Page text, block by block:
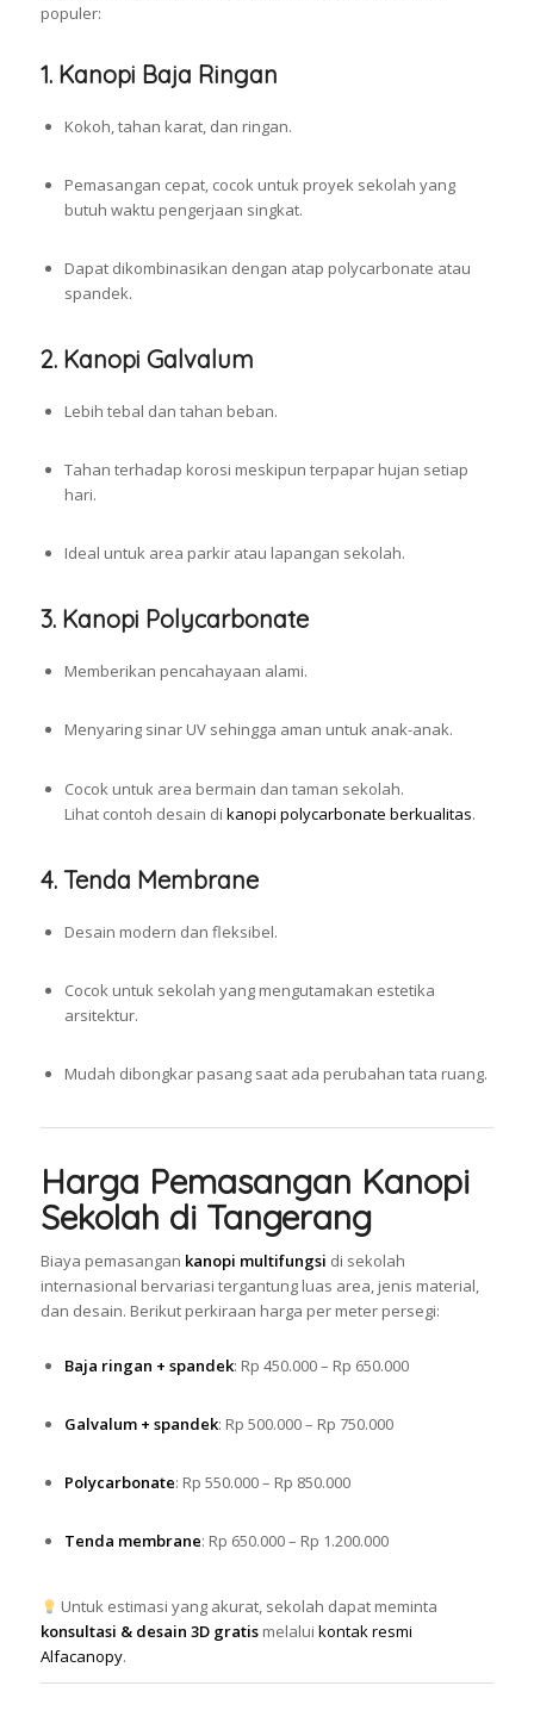
populer:
1. Kanopi Baja Ringan
Kokoh, tahan karat, dan ringan.
Pemasangan cepat, cocok untuk proyek sekolah yang
butuh waktu pengerjaan singkat.
Dapat dikombinasikan dengan atap polycarbonate atau
spandek.
2. Kanopi Galvalum
Lebih tebal dan tahan beban.
Tahan terhadap korosi meskipun terpapar hujan setiap
hari.
Ideal untuk area parkir atau lapangan sekolah.
3. Kanopi Polycarbonate
Memberikan pencahayaan alami.
Menyaring sinar UV sehingga aman untuk anak-anak.
Cocok untuk area bermain dan taman sekolah.
Lihat contoh desain di kanopi polycarbonate berkualitas.
4. Tenda Membrane
Desain modern dan fleksibel.
Cocok untuk sekolah yang mengutamakan estetika
arsitektur.
Mudah dibongkar pasang saat ada perubahan tata ruang.
Harga Pemasangan Kanopi
Sekolah di Tangerang
Biaya pemasangan kanopi multifungsi di sekolah
internasional bervariasi tergantung luas area, jenis material,
dan desain. Berikut perkiraan harga per meter persegi:
Baja ringan + spandek: Rp 450.000 – Rp 650.000
Galvalum + spandek: Rp 500.000 – Rp 750.000
Polycarbonate: Rp 550.000 – Rp 850.000
Tenda membrane: Rp 650.000 – Rp 1.200.000
Untuk estimasi yang akurat, sekolah dapat meminta
konsultasi & desain 3D gratismelalui kontak resmi
Alfacanopy.